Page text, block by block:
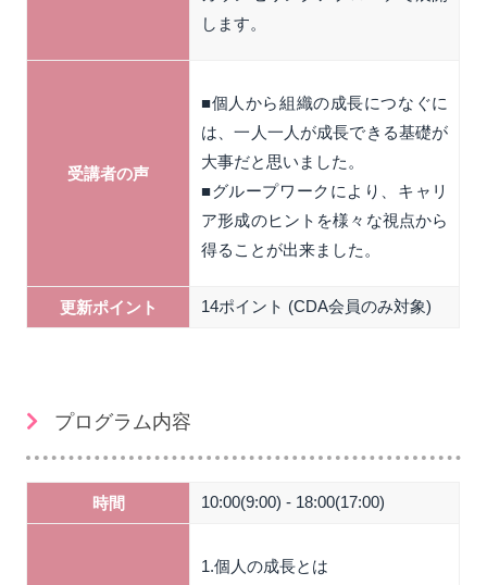
します。
受講者の声
■個人から組織の成長につなぐに
は、一人一人が成長できる基礎が
大事だと思いました。
■グループワークにより、キャリ
ア形成のヒントを様々な視点から
得ることが出来ました。
更新ポイント 14ポイント (CDA会員のみ対象)
プログラム内容
時間 10:00(9:00) - 18:00(17:00)
1.個人の成長とは